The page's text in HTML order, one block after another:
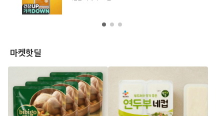
마켓핫딜